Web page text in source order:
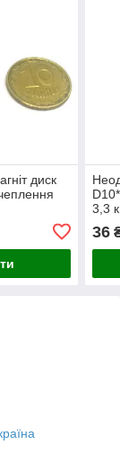
диск
3,3
36